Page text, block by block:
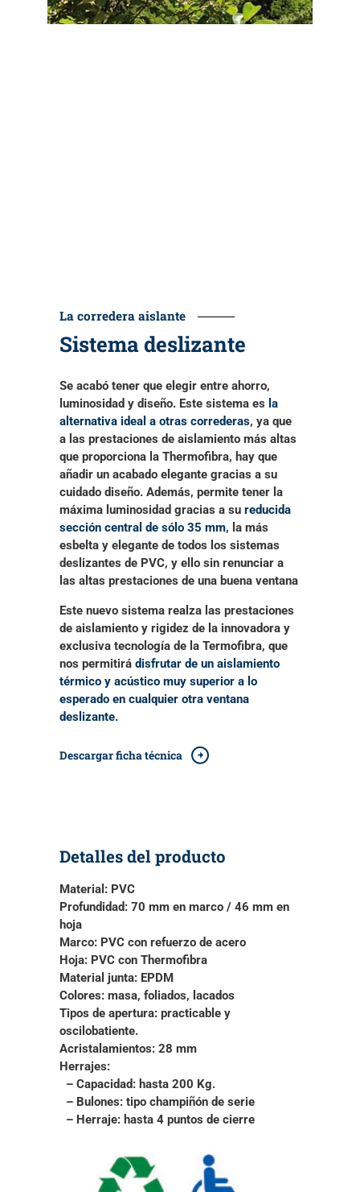
La corredera aislante
Sistema deslizante
Se acabó tener que elegir entre ahorro,
luminosidad y diseño. Este sistema es la
alternativa ideal a otras correderas, ya que
a las prestaciones de aislamiento más altas
que proporciona la Thermofibra, hay que
añadir un acabado elegante gracias a su
cuidado diseño. Además, permite tener la
máxima luminosidad gracias a su reducida
sección central de sólo 35 mm, la más
esbelta y elegante de todos los sistemas
deslizantes de PVC, y ello sin renunciar a
las altas prestaciones de una buena ventana
Este nuevo sistema realza las prestaciones
de aislamiento y rigidez de la innovadora y
exclusiva tecnología de la Termofibra, que
nos permitirá disfrutar de un aislamiento
térmico y acústico muy superior a lo
esperado en cualquier otra ventana
deslizante.
Descargar ficha técnica
Detalles del producto
Material: PVC
Profundidad: 70 mm en marco / 46 mm en
hoja
Marco: PVC con refuerzo de acero
Hoja: PVC con Thermofibra
Material junta: EPDM
Colores: masa, foliados, lacados
Tipos de apertura: practicable y
oscilobatiente.
Acristalamientos: 28 mm
Herrajes:
– Capacidad: hasta 200 Kg.
– Bulones: tipo champiñón de serie
– Herraje: hasta 4 puntos de cierre